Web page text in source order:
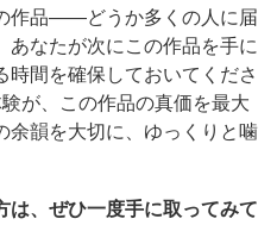
作品——どうか多くの人に届
あなたが次にこの作品を手に
間を確保しておいてくださ
が、この作品の真価を最大
余韻を大切に、ゆっくりと噛
は、ぜひ一度手に取ってみて